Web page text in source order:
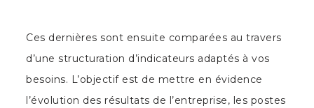
Ces dernières sont ensuite comparées au travers
d’une structuration d’indicateurs adaptés à vos
besoins. L’objectif est de mettre en évidence
l’évolution des résultats de l’entreprise, les postes